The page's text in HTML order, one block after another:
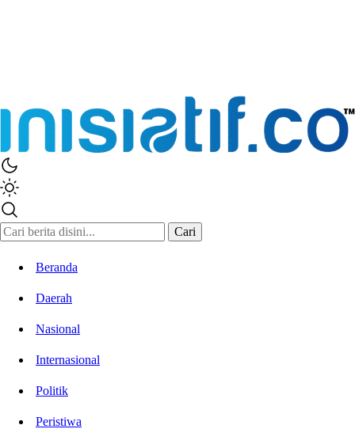
Inisiatif.co
Stay Connected Stay Informed
Cari
Beranda
Daerah
Nasional
Internasional
Politik
Peristiwa